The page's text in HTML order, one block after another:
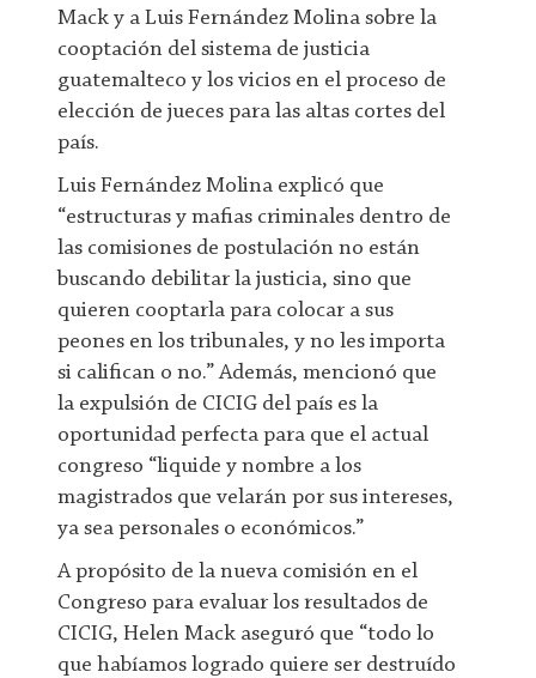
Mack y a Luis Fernández Molina sobre la
cooptación del sistema de justicia
guatemalteco y los vicios en el proceso de
elección de jueces para las altas cortes del
país.
Luis Fernández Molina explicó que
“estructuras y mafias criminales dentro de
las comisiones de postulación no están
buscando debilitar la justicia, sino que
quieren cooptarla para colocar a sus
peones en los tribunales, y no les importa
si califican o no.” Además, mencionó que
la expulsión de CICIG del país es la
oportunidad perfecta para que el actual
congreso “liquide y nombre a los
magistrados que velarán por sus intereses,
ya sea personales o económicos.”
A propósito de la nueva comisión en el
Congreso para evaluar los resultados de
CICIG, Helen Mack aseguró que “todo lo
que habíamos logrado quiere ser destruído